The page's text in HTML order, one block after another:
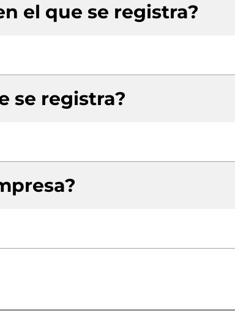
el que se registra?
se registra?